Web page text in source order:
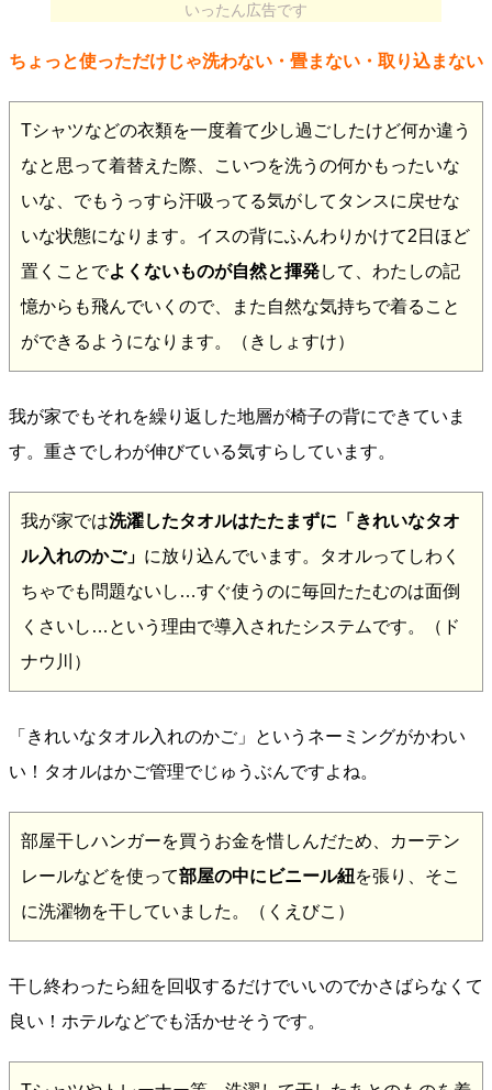
いったん広告です
ちょっと使っただけじゃ洗わない・畳まない・取り込まない
Tシャツなどの衣類を一度着て少し過ごしたけど何か違う
なと思って着替えた際、こいつを洗うの何かもったいな
いな、でもうっすら汗吸ってる気がしてタンスに戻せな
いな状態になります。イスの背にふんわりかけて2日ほど
置くことでよくないものが自然と揮発して、わたしの記
憶からも飛んでいくので、また自然な気持ちで着ること
ができるようになります。（きしょすけ）
我が家でもそれを繰り返した地層が椅子の背にできていま
す。重さでしわが伸びている気すらしています。
我が家では洗濯したタオルはたたまずに「きれいなタオ
ル入れのかご」 に放り込んでいます。タオルってしわく
ちゃでも問題ないし…すぐ使うのに毎回たたむのは面倒
くさいし…という理由で導入されたシステムです。（ド
ナウ川）
「きれいなタオル入れのかご」というネーミングがかわい
い！タオルはかご管理でじゅうぶんですよね。
部屋干しハンガーを買うお金を惜しんだため、カーテン
レールなどを使って部屋の中にビニール紐を張り、そこ
に洗濯物を干していました。（くえびこ）
干し終わったら紐を回収するだけでいいのでかさばらなくて
良い！ホテルなどでも活かせそうです。